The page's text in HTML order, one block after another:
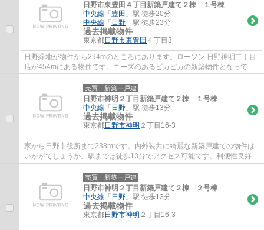
日野市東豊田４丁目新築戸建て２棟 １号棟
中央線 「 豊田 」駅 徒歩20分
中央線 「 日野 」駅 徒歩23分
過去掲載物件
東京都日野市東豊田 ４丁目3
日野緑地が物件から294mのところにあります。ローソン 日野神明二丁目
店が454mにある物件です。ニーズのあるピカピカの新築物件となってい
ます。令和3年9月築のコチラの物件は、落ち着...
売買｜新築一戸建
日野市神明２丁目新築戸建て２棟 １号棟
中央線 「 日野 」駅 徒歩13分
過去掲載物件
東京都日野市神明 ２丁目16-3
家から日野市役所まで238mです。内外装共に綺麗な新築戸建ての物件は
いかがでしょうか。駅までは徒歩13分でアクセス可能です。利便性良好な
前面道路6m以上の物件をご検討くださいませ...
売買｜新築一戸建
日野市神明２丁目新築戸建て２棟 ２号棟
中央線 「 日野 」駅 徒歩13分
過去掲載物件
東京都日野市神明 ２丁目16-3